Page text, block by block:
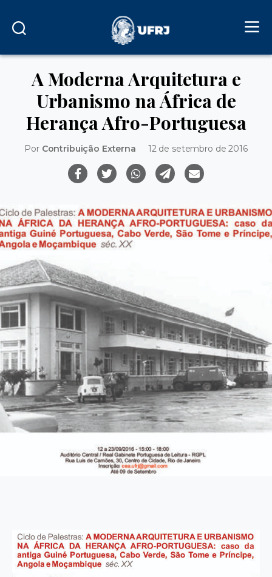
A Moderna Arquitetura e
Urbanismo na África de
Herança Afro-Portuguesa
Por Contribuição Externa 12 de setembro de 2016